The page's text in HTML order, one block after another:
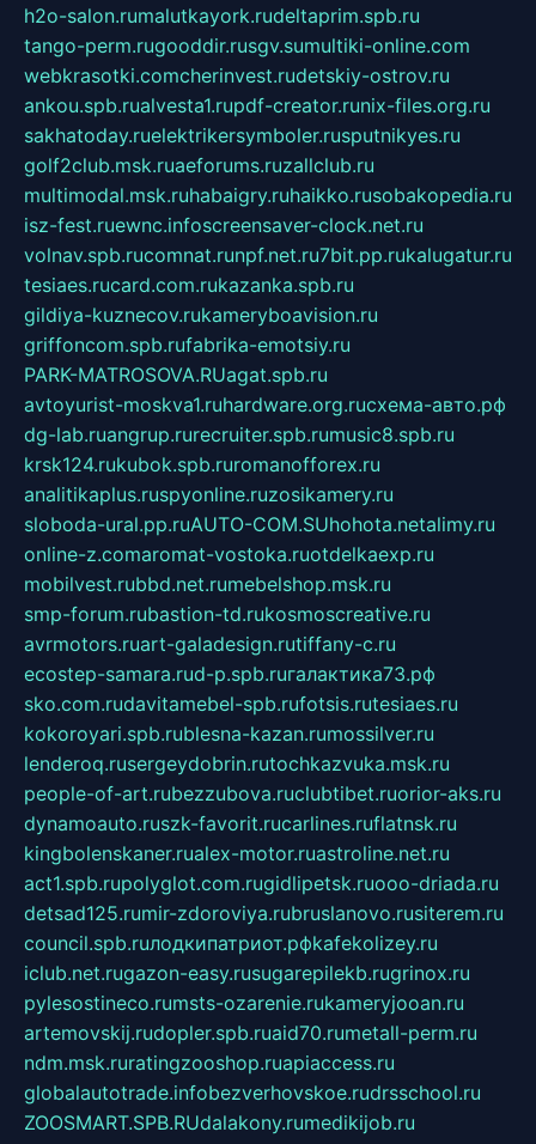
h2o-salon.rumalutkayork.rudeltaprim.spb.ru
tango-perm.rugooddir.rusgv.sumultiki-online.com
webkrasotki.comcherinvest.rudetskiy-ostrov.ru
ankou.spb.rualvesta1.rupdf-creator.runix-files.org.ru
sakhatoday.ruelektrikersymboler.rusputnikyes.ru
golf2club.msk.ruaeforums.ruzallclub.ru
multimodal.msk.ruhabaigry.ruhaikko.rusobakopedia.ru
isz-fest.ruewnc.infoscreensaver-clock.net.ru
volnav.spb.rucomnat.runpf.net.ru7bit.pp.rukalugatur.ru
tesiaes.rucard.com.rukazanka.spb.ru
gildiya-kuznecov.rukameryboavision.ru
griffoncom.spb.rufabrika-emotsiy.ru
PARK-MATROSOVA.RUagat.spb.ru
avtoyurist-moskva1.ruhardware.org.ruсхема-авто.рф
dg-lab.ruangrup.rurecruiter.spb.rumusic8.spb.ru
krsk124.rukubok.spb.ruromanofforex.ru
analitikaplus.ruspyonline.ruzosikamery.ru
sloboda-ural.pp.ruAUTO-COM.SUhohota.netalimy.ru
online-z.comaromat-vostoka.ruotdelkaexp.ru
mobilvest.rubbd.net.rumebelshop.msk.ru
smp-forum.rubastion-td.rukosmoscreative.ru
avrmotors.ruart-galadesign.rutiffany-c.ru
ecostep-samara.rud-p.spb.ruгалактика73.рф
sko.com.rudavitamebel-spb.rufotsis.rutesiaes.ru
kokoroyari.spb.rublesna-kazan.rumossilver.ru
lenderoq.rusergeydobrin.rutochkazvuka.msk.ru
people-of-art.rubezzubova.ruclubtibet.ruorior-aks.ru
dynamoauto.ruszk-favorit.rucarlines.ruflatnsk.ru
kingbolenskaner.rualex-motor.ruastroline.net.ru
act1.spb.rupolyglot.com.rugidlipetsk.ruooo-driada.ru
detsad125.rumir-zdoroviya.rubruslanovo.rusiterem.ru
council.spb.ruлодкипатриот.рфkafekolizey.ru
iclub.net.rugazon-easy.rusugarepilekb.rugrinox.ru
pylesostineco.rumsts-ozarenie.rukameryjooan.ru
artemovskij.rudopler.spb.ruaid70.rumetall-perm.ru
ndm.msk.ruratingzooshop.ruapiaccess.ru
globalautotrade.infobezverhovskoe.rudrsschool.ru
ZOOSMART.SPB.RUdalakony.rumedikijob.ru